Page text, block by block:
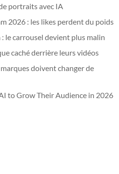
portraits avec IA
2026 : les likes perdent du poids
le carrousel devient plus malin
caché derrière leurs vidéos
doivent changer de
to Grow Their Audience in 2026